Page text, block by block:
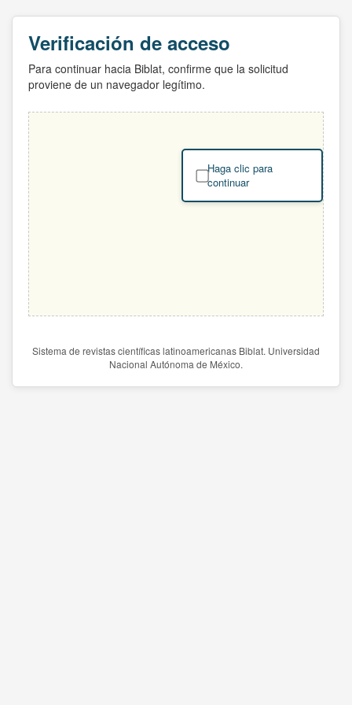
Verificación de acceso
Para continuar hacia Biblat, confirme que la solicitud
proviene de un navegador legítimo.
Haga clic para
continuar
Sistema de revistas científicas latinoamericanas Biblat. Universidad
Nacional Autónoma de México.